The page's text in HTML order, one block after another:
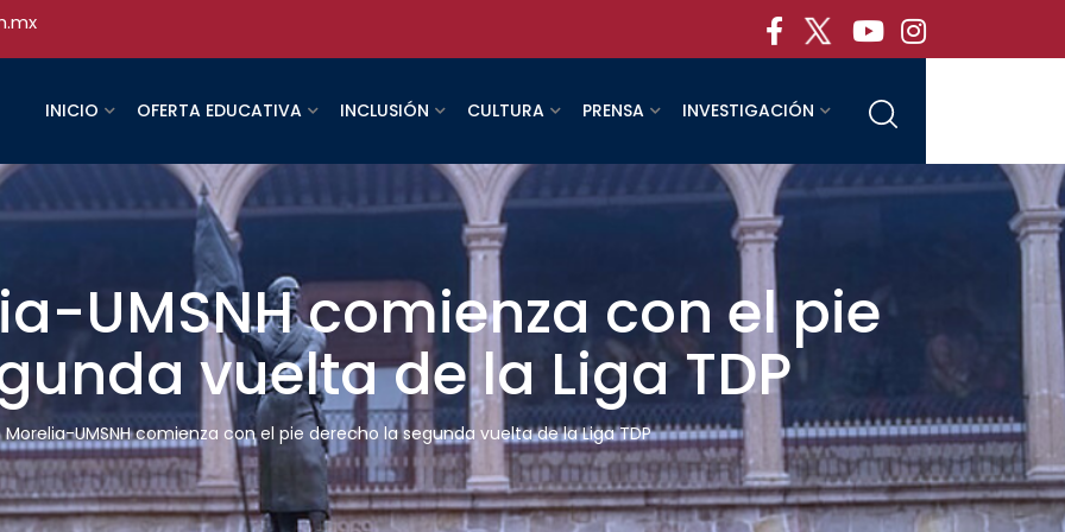
INICIO OFERTA EDUCATIVA INCLUSIÓN CULTURA PRENSA INVESTIGACIÓN
UMSNH comienza con el pie
vuelta de la Liga TDP
UMSNH comienza con el pie derecho la segunda vuelta de la Liga TDP